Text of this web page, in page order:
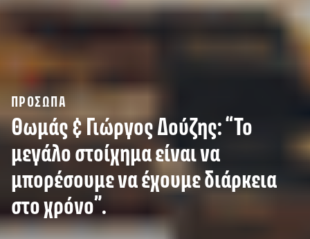
ΠΡΟΣΩΠΑ
Θωμάς & Γιώργος Δούζης: “Το
μεγάλο στοίχημα είναι να
μπορέσουμε να έχουμε διάρκεια
στο χρόνο”.